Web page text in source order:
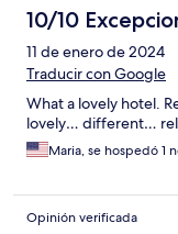
10/10
11 de enero de 2024
Traducir con Google
What a lovely hotel.
lovely… different…
Maria, se hospedó 1
Opinión verificada